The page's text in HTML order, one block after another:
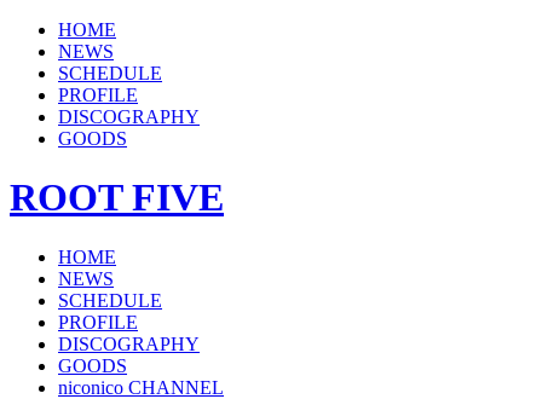
HOME
NEWS
SCHEDULE
PROFILE
DISCOGRAPHY
GOODS
ROOT FIVE
HOME
NEWS
SCHEDULE
PROFILE
DISCOGRAPHY
GOODS
niconico CHANNEL